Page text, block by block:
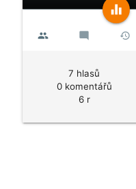
equalizer
people mode_comment history
7 hlasů
0 komentářů
6 r